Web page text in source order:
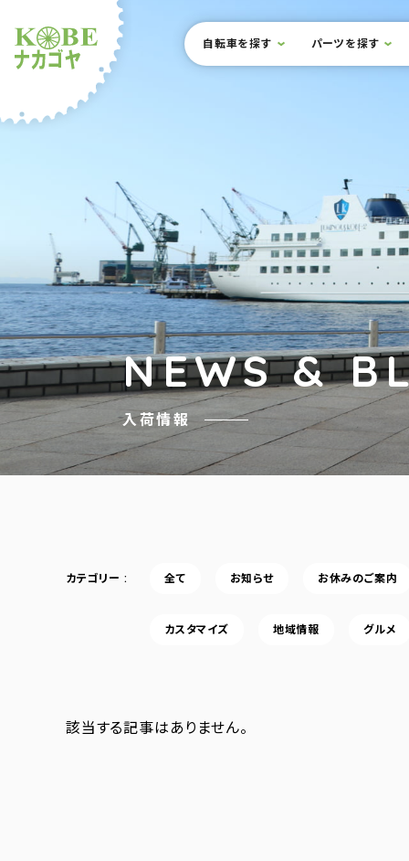
サイト内メニュー
本文までスキップ
自転車を探す パーツを探す
NEWS &
入荷情報
カテゴリー 全て お知らせ お休みのご案内
カスタマイズ 地域情報 グルメ
該当する記事はありません。